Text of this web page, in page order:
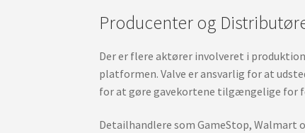
Producenter og
Der er flere aktører involveret i
platformen. Valve er ansvarlig for at
for at gøre gavekortene tilgængelige for
Detailhandlere som GameStop, Walmart